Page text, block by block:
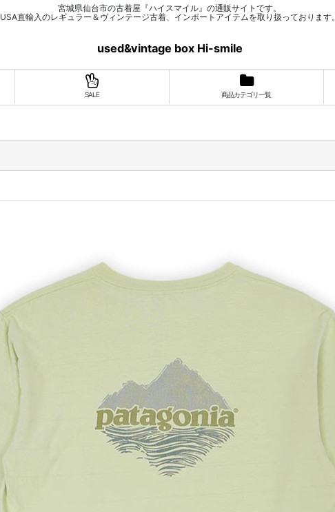
宮城県仙台市の古着屋『ハイスマイル』の通販サイトです。
USA直輸入のレギュラー＆ヴィンテージ古着、インポートアイテムを取り扱っております。
used&vintage box Hi-smile
SALE 商品カテゴリ一覧